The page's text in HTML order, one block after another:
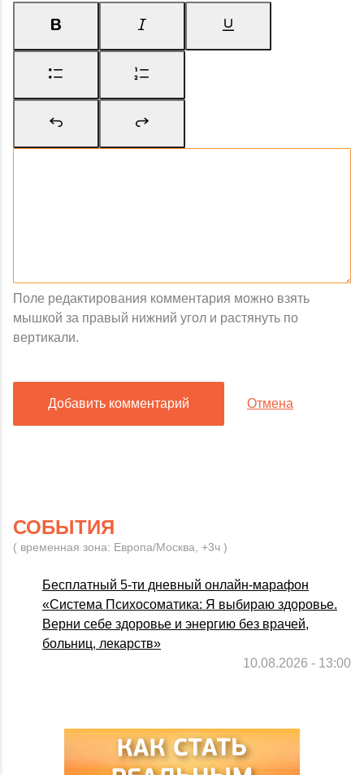
Поле редактирования комментария можно взять
мышкой за правый нижний угол и растянуть по
вертикали.
Добавить комментарий Отмена
СОБЫТИЯ
( временная зона: Европа/Москва, +3ч )
Бесплатный 5-ти дневный онлайн-марафон
«Система Психосоматика: Я выбираю здоровье.
Верни себе здоровье и энергию без врачей,
больниц, лекарств»
10.08.2026 - 13:00